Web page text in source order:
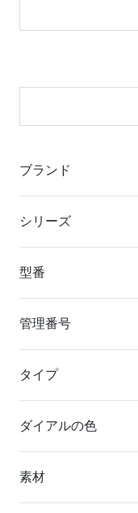
ブランド
シリーズ
型番
管理番号
タイプ
ダイアルの色
素材